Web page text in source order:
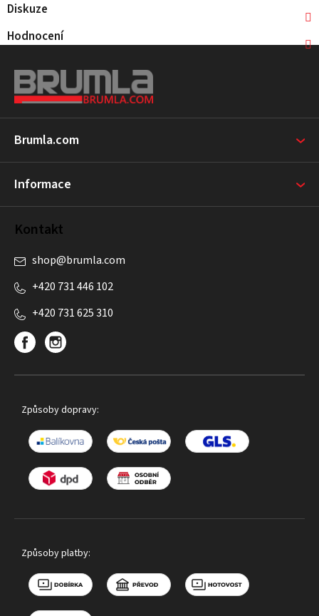
Diskuze
Hodnocení
a
í
Brumla.com
Informace
Kontakt
shop@brumla.com
+420 731 446 102
+420 731 625 310
Způsoby dopravy:
Způsoby platby: